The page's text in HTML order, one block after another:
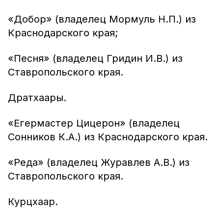
«Добор» (владелец Мормуль Н.П.) из
Краснодарского края;
«Песня» (владелец Гридин И.В.) из
Ставропольского края.
Дратхаары.
«Егермастер Цицерон» (владелец
Сонников К.А.) из Краснодарского края.
«Реда» (владелец Журавлев А.В.) из
Ставропольского края.
Курцхаар.